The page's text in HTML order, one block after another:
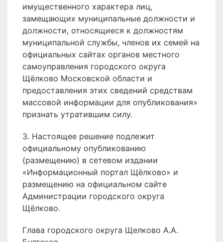
имущественного характера лиц,
замещающих муниципальные должности и
должности, относящиеся к должностям
муниципальной службы, членов их семей на
официальных сайтах органов местного
самоуправления городского округа
Щёлково Московской области и
предоставления этих сведений средствам
массовой информации для опубликования»
признать утратившим силу.
3. Настоящее решение подлежит
официальному опубликованию
(размещению) в сетевом издании
«Информационный портал Щёлково» и
размещению на официальном сайте
Администрации городского округа
Щёлково.
Глава городского округа Щелково А.А.